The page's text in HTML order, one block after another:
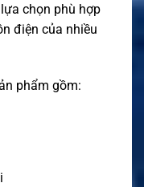
chọn phù hợp
điện của nhiều
phẩm gồm: